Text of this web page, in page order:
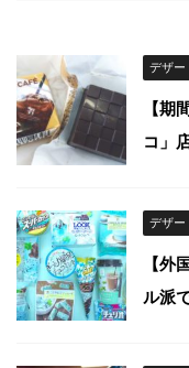
デザー
【期
コ」
デザー
【外
ル派